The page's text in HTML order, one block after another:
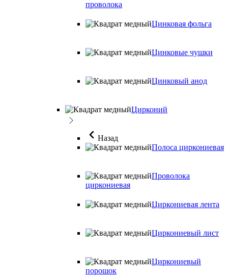
проволока
Цинковая фольга
Цинковые чушки
Цинковый анод
Цирконий
Назад
Полоса циркониевая
Проволока
циркониевая
Циркониевая лента
Циркониевый лист
Циркониевый
порошок